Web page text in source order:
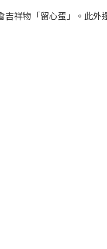
吉祥物「留心蛋」。此外